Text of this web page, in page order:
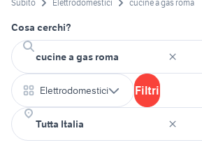
Subito Elettrodomestici cucine a gas roma
Cosa cerchi?
Elettrodomestici Filtri